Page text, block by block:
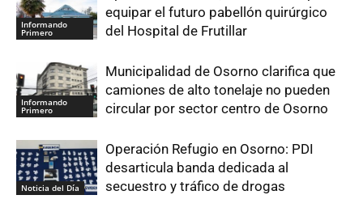
Informando
Primero
equipar el futuro pabellón quirúrgico
del Hospital de Frutillar
Informando
Primero
Municipalidad de Osorno clarifica que
camiones de alto tonelaje no pueden
circular por sector centro de Osorno
Noticia del Día
Operación Refugio en Osorno: PDI
desarticula banda dedicada al
secuestro y tráfico de drogas